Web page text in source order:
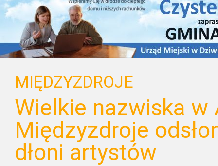
MIĘDZYZDROJE
Wielkie nazwiska w
Międzyzdroje
dłoni artystów